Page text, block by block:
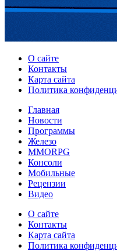
О сайте
Контакты
Карта сайта
Политика
Главная
Новости
Программы
Железо
MMORPG
Консоли
Мобильные
Рецензии
Видео
О сайте
Контакты
Карта сайта
Политика